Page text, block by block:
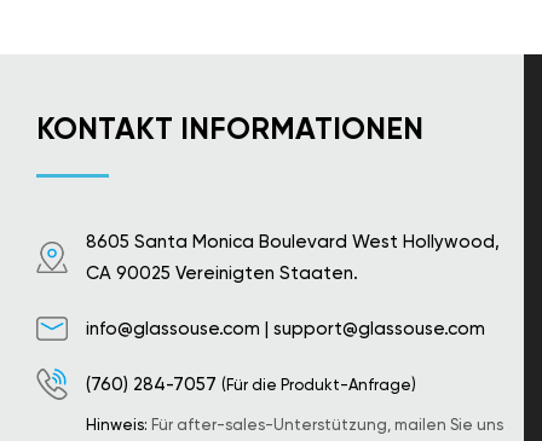
KONTAKT INFORMATIONEN
8605 Santa Monica Boulevard West Hollywood,
CA 90025 Vereinigten Staaten.
info@glassouse.com | support@glassouse.com
(760) 284-7057 (Für die Produkt-Anfrage)
Hinweis: Für after-sales-Unterstützung, mailen Sie uns